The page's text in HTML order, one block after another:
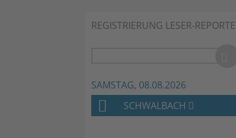
REGISTRIERUNG LESER-
SAMSTAG, 08.08.2026
H
SCHWALBACH